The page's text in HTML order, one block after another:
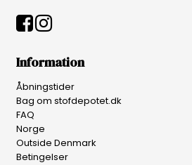
Information
Åbningstider
Bag om stofdepotet.dk
FAQ
Norge
Outside Denmark
Betingelser